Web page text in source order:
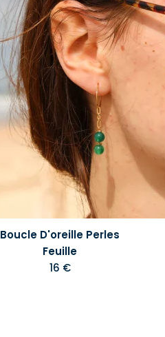
Boucle D'oreille Perles
Feuille
16 €